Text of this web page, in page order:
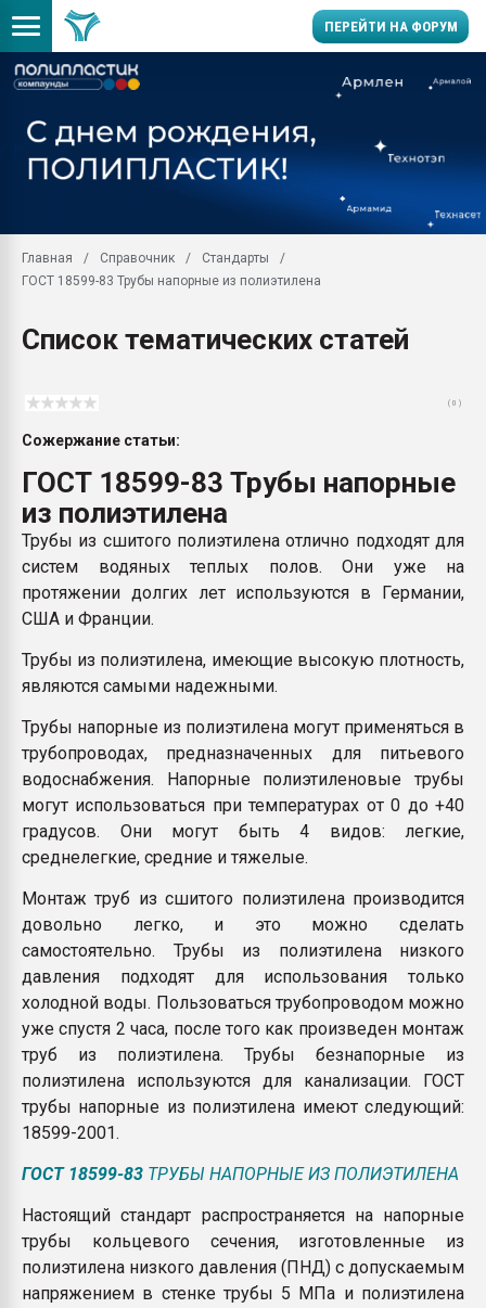
ПЕРЕЙТИ НА ФОРУМ
заводу пластмасс"
Подмосковье, Москва
ПЕРЕЙТИ НА
Главная Справочник
Стандарты
ГОСТ 18599-83 Трубы напорные из полиэтилена
Список тематических статей
( 0 )
Сожержание статьи:
ГОСТ 18599-83 Трубы напорные
из полиэтилена
Трубы из сшитого полиэтилена отлично подходят для
систем водяных теплых полов. Они уже на
протяжении долгих лет используются в Германии,
США и Франции.
Трубы из полиэтилена, имеющие высокую плотность,
являются самыми надежными.
Трубы напорные из полиэтилена могут применяться в
трубопроводах, предназначенных для питьевого
водоснабжения. Напорные полиэтиленовые трубы
могут использоваться при температурах от 0 до +40
градусов. Они могут быть 4 видов: легкие,
среднелегкие, средние и тяжелые.
Монтаж труб из сшитого полиэтилена производится
довольно легко, и это можно сделать
самостоятельно. Трубы из полиэтилена низкого
давления подходят для использования только
холодной воды. Пользоваться трубопроводом можно
уже спустя 2 часа, после того как произведен монтаж
труб из полиэтилена. Трубы безнапорные из
полиэтилена используются для канализации. ГОСТ
трубы напорные из полиэтилена имеют следующий:
18599-2001.
ГОСТ 18599-83 ТРУБЫ НАПОРНЫЕ ИЗ ПОЛИЭТИЛЕНА
Настоящий стандарт распространяется на напорные
трубы кольцевого сечения, изготовленные из
полиэтилена низкого давления (ПНД) с допускаемым
напряжением в стенке трубы 5 МПа и полиэтилена